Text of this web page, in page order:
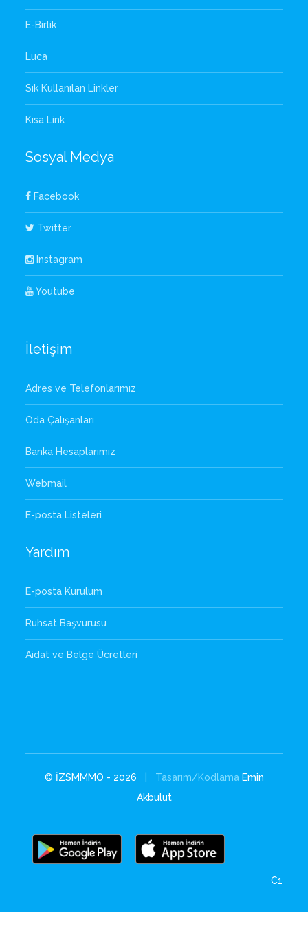
E-Birlik
Luca
Sık Kullanılan Linkler
Kısa Link
Sosyal Medya
Facebook
Twitter
Instagram
Youtube
İletişim
Adres ve Telefonlarımız
Oda Çalışanları
Banka Hesaplarımız
Webmail
E-posta Listeleri
Yardım
E-posta Kurulum
Ruhsat Başvurusu
Aidat ve Belge Ücretleri
© İZSMMMO - 2026 | Tasarım/Kodlama Emin
Akbulut
C1